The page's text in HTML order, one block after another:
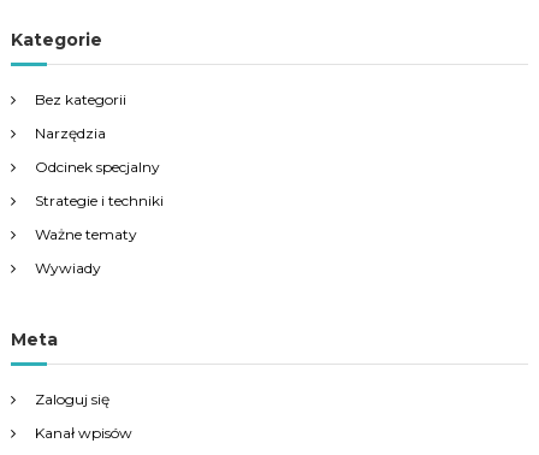
Kategorie
Bez kategorii
Narzędzia
Odcinek specjalny
Strategie i techniki
Ważne tematy
Wywiady
Meta
Zaloguj się
Kanał wpisów